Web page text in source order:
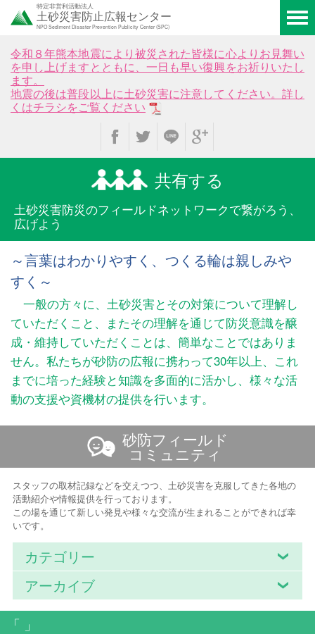
特定非営利活動法人
土砂災害防止広報センター
NPO Sediment Disaster Prevention Publicity Center (SPC)
令和８年熊本地震により被災された皆様に心よりお見舞い
を申し上げますとともに、一日も早い復興をお祈りいたし
ます。
地震の後は普段以上に土砂災害に注意してください。詳し
くはチラシをご覧ください
共有する
土砂災害防災のフィールドネットワークで繋がろう、
広げよう
～言葉はわかりやすく、つくる輪は親しみや
すく～
一般の方々に、土砂災害とその対策について理解し
ていただくこと、またその理解を通じて防災意識を醸
成・維持していただくことは、簡単なことではありま
せん。私たちが砂防の広報に携わって30年以上、これ
までに培った経験と知識を多面的に活かし、様々な活
動の支援や資機材の提供を行います。
砂防フィールド
コミュニティ
スタッフの取材記録などを交えつつ、土砂災害を克服してきた各地の
活動紹介や情報提供を行っております。
この場を通じて新しい発見や様々な交流が生まれることができれば幸
いです。
カテゴリー
アーカイブ
「 」